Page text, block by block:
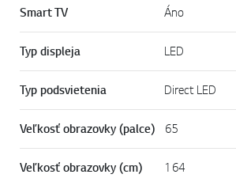
Smart TV Áno
Typ displeja LED
Typ podsvietenia Direct LED
Veľkosť obrazovky (palce) 65
Veľkosť obrazovky (cm) 164